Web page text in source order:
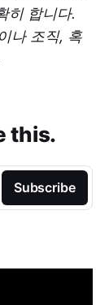
히 합니다.
나 조직, 혹
this.
Subscribe